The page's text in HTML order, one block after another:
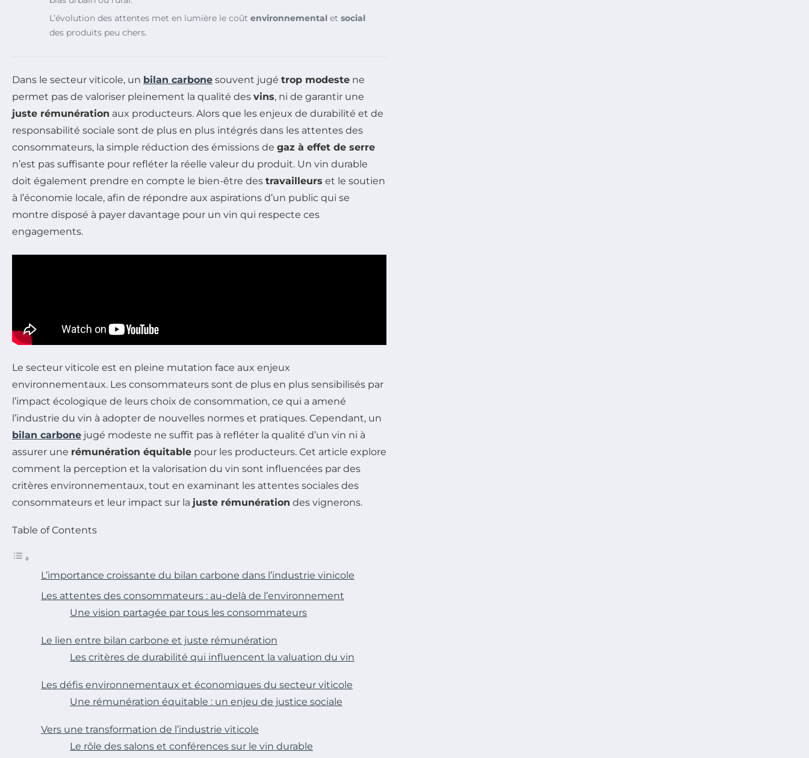
L’évolution des attentes met en lumière le coût environnemental et social
des produits peu chers.
Dans le secteur viticole, un bilan carbone souvent jugé trop modeste ne
permet pas de valoriser pleinement la qualité des vins, ni de garantir une
juste rémunération aux producteurs. Alors que les enjeux de durabilité et de
responsabilité sociale sont de plus en plus intégrés dans les attentes des
consommateurs, la simple réduction des émissions de gaz à effet de serre
n’est pas suffisante pour refléter la réelle valeur du produit. Un vin durable
doit également prendre en compte le bien-être des travailleurs et le soutien
à l’économie locale, afin de répondre aux aspirations d’un public qui se
montre disposé à payer davantage pour un vin qui respecte ces
engagements.
Le secteur viticole est en pleine mutation face aux enjeux
environnementaux. Les consommateurs sont de plus en plus sensibilisés par
l’impact écologique de leurs choix de consommation, ce qui a amené
l’industrie du vin à adopter de nouvelles normes et pratiques. Cependant, un
bilan carbone jugé modeste ne suffit pas à refléter la qualité d’un vin ni à
assurer une rémunération équitable pour les producteurs. Cet article explore
comment la perception et la valorisation du vin sont influencées par des
critères environnementaux, tout en examinant les attentes sociales des
consommateurs et leur impact sur la juste rémunération des vignerons.
Table of Contents
L’importance croissante du bilan carbone dans l’industrie vinicole
Les attentes des consommateurs : au-delà de l’environnement
Une vision partagée par tous les consommateurs
Le lien entre bilan carbone et juste rémunération
Les critères de durabilité qui influencent la valuation du vin
Les défis environnementaux et économiques du secteur viticole
Une rémunération équitable : un enjeu de justice sociale
Vers une transformation de l’industrie viticole
Le rôle des salons et conférences sur le vin durable